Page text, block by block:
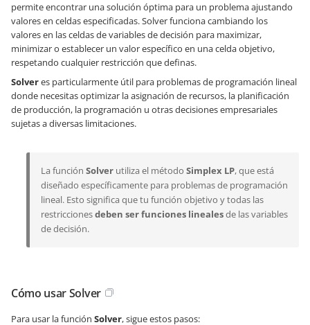
permite encontrar una solución óptima para un problema ajustando
valores en celdas especificadas. Solver funciona cambiando los
valores en las celdas de variables de decisión para maximizar,
minimizar o establecer un valor específico en una celda objetivo,
respetando cualquier restricción que definas.
Solveres particularmente útil para problemas de programación lineal
donde necesitas optimizar la asignación de recursos, la planificación
de producción, la programación u otras decisiones empresariales
sujetas a diversas limitaciones.
La función Solver utiliza el método Simplex LP, que está
diseñado específicamente para problemas de programación
lineal. Esto significa que tu función objetivo y todas las
restriccionesdeben ser funciones linealesde las variables
de decisión.
Cómo usar Solver
Para usar la función Solver, sigue estos pasos: